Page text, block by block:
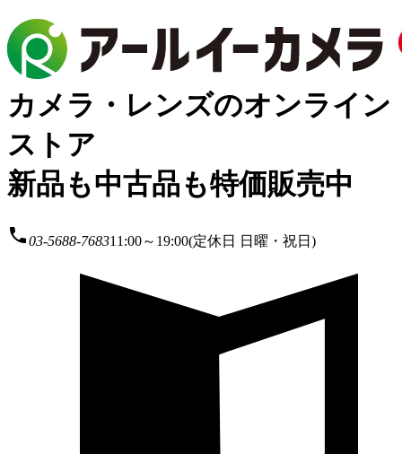
カメラ・レンズのオンライン
ストア
新品も中古品も特価販売中
local_phone03-5688-768311:00～19:00(定休日 日曜・祝日)